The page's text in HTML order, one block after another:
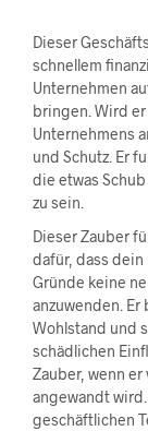
Dieser
schnellem
Unternehmen
bringen. Wird
Unternehmens
und Schutz. Er
die etwas
zu sein.
Dieser Zauber
dafür, dass dein
Gründe keine
anzuwenden.
Wohlstand und
schädlichen
Zauber, wenn
angewandt
geschäftlichen